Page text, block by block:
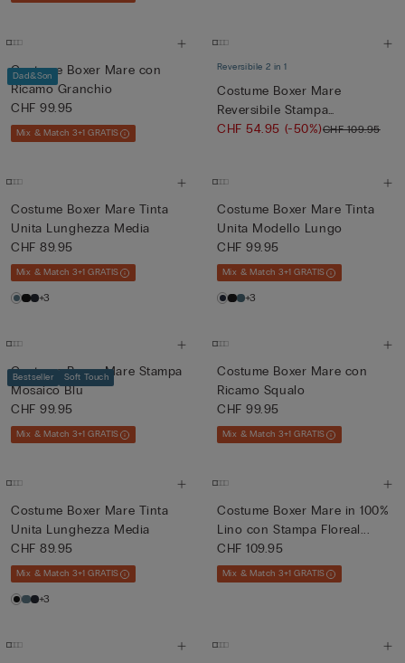
Dad&Son
Costume Boxer Mare con
Ricamo Granchio
CHF 99.95
Mix & Match 3+1 GRATIS
Reversibile 2 in 1
Costume Boxer Mare
Reversibile Stampa
Multicolore ...
CHF 54.95 (-50%)CHF 109.95
Costume Boxer Mare Tinta
Unita Lunghezza Media
CHF 89.95
Mix & Match 3+1 GRATIS
+3
Costume Boxer Mare Tinta
Unita Modello Lungo
CHF 99.95
Mix & Match 3+1 GRATIS
+3
Bestseller Soft Touch
Costume Boxer Mare Stampa
Mosaico Blu
CHF 99.95
Mix & Match 3+1 GRATIS
Costume Boxer Mare con
Ricamo Squalo
CHF 99.95
Mix & Match 3+1 GRATIS
Costume Boxer Mare Tinta
Unita Lunghezza Media
CHF 89.95
Mix & Match 3+1 GRATIS
+3
Costume Boxer Mare in 100%
Lino con Stampa Floreal...
CHF 109.95
Mix & Match 3+1 GRATIS